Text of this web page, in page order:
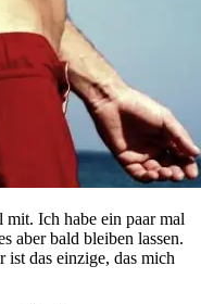
Ich habe ein paar mal
aber bald bleiben lassen.
das einzige, das mich